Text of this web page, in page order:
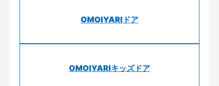
OMOIYARIドア
OMOIYARIキッズドア